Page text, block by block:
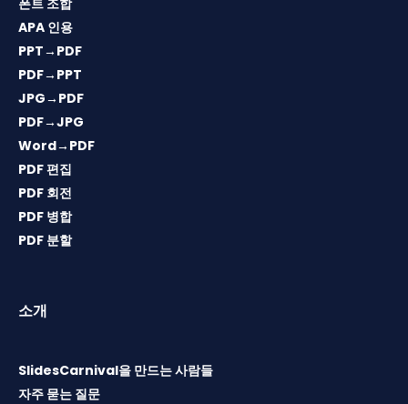
APA 인용
PPT→PDF
PDF→PPT
JPG→PDF
PDF→JPG
Word→PDF
PDF 편집
PDF 회전
PDF 병합
PDF 분할
소개
SlidesCarnival을 만드는 사람들
자주 묻는 질문